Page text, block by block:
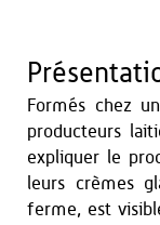
Formés chez
producteurs
expliquer le
leurs crèmes
ferme, est